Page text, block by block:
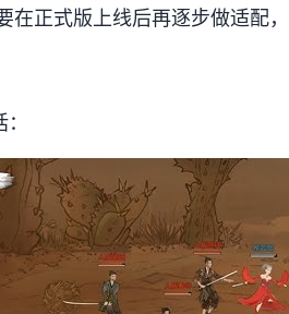
在正式版上线后再逐步做适配